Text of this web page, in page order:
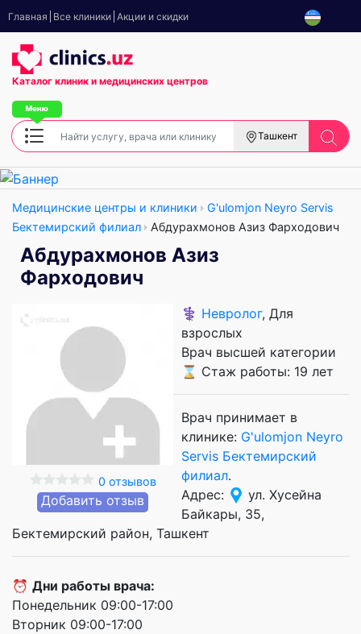
Главная Все клиники Акции и скидки
Каталог клиник и медицинских центров
Ташкент
Медицинские центры и клиники
G'ulomjon Neyro Servis
Бектемирский филиал
Абдурахмонов Азиз Фарходович
Абдурахмонов Азиз
Фарходович
0 отзывов
Добавить отзыв
⚕️ Невролог, Для
взрослых
Врач высшей категории
⌛ Стаж работы: 19 лет
Врач принимает в
клинике: G'ulomjon Neyro
Servis Бектемирский
филиал.
Адрес:
ул. Хусейна
Байкары, 35,
Бектемирский район, Ташкент
⏰ Дни работы врача:
Понедельник 09:00-17:00
Вторник 09:00-17:00